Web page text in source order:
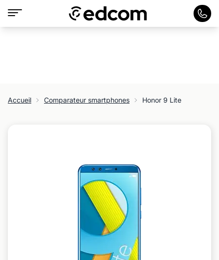
Accueil Comparateur smartphones Honor 9 Lite